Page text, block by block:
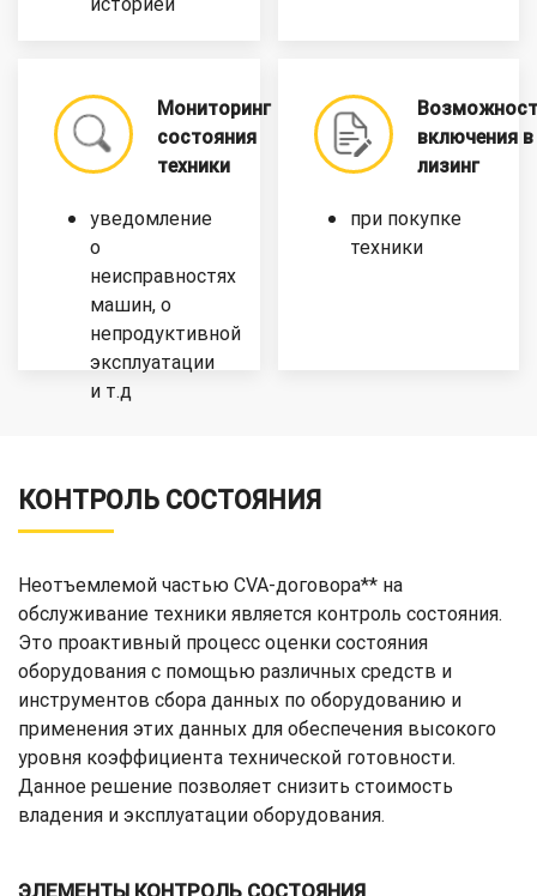
Мониторинг
состояния
техники
уведомление
о
неисправностях
машин, о
непродуктивной
эксплуатации
и т.д
включения в
лизинг
при покупке
техники
КОНТРОЛЬ СОСТОЯНИЯ
Неотъемлемой частью CVA-договора** на
обслуживание техники является контроль состояния.
Это проактивный процесс оценки состояния
оборудования с помощью различных средств и
инструментов сбора данных по оборудованию и
применения этих данных для обеспечения высокого
уровня коэффициента технической готовности.
Данное решение позволяет снизить стоимость
владения и эксплуатации оборудования.
ЭЛЕМЕНТЫ КОНТРОЛЬ СОСТОЯНИЯ